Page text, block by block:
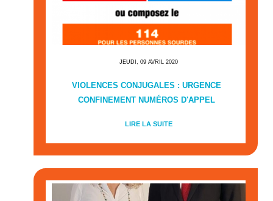
JEUDI, 09 AVRIL 2020
VIOLENCES CONJUGALES : URGENCE
CONFINEMENT NUMÉROS D'APPEL
LIRE LA SUITE